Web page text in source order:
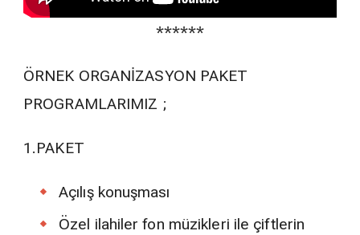
******
ÖRNEK ORGANİZASYON PAKET
PROGRAMLARIMIZ ;
1.PAKET
Açılış konuşması
Özel ilahiler fon müzikleri ile çiftlerin